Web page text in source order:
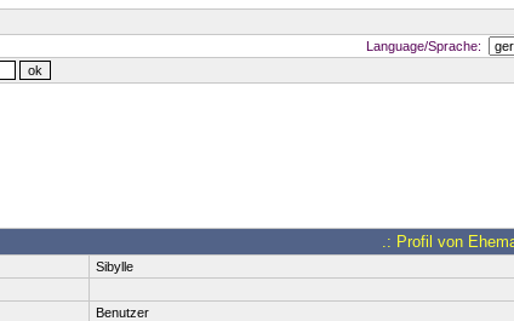
Language/Sprache:
.: Profil von
Sibylle
Benutzer